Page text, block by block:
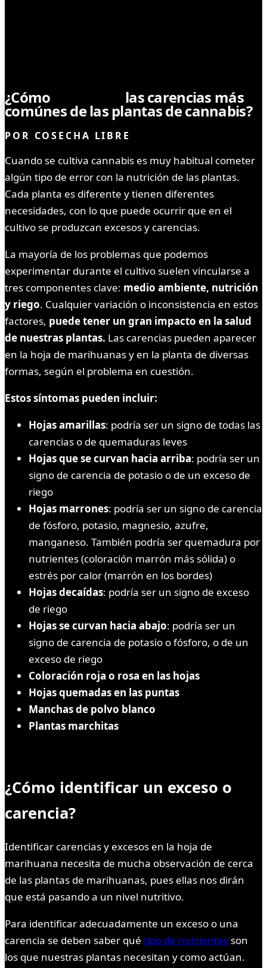
¿Cómo las carencias más
comúnes de las plantas de cannabis?
POR COSECHA LIBRE
Cuando se cultiva cannabis es muy habitual cometer
algún tipo de error con la nutrición de las plantas.
Cada planta es diferente y tienen diferentes
necesidades, con lo que puede ocurrir que en el
cultivo se produzcan excesos y carencias.
La mayoría de los problemas que podemos
experimentar durante el cultivo suelen vincularse a
tres componentes clave: medio ambiente, nutrición
y riego. Cualquier variación o inconsistencia en estos
factores, puede tener un gran impacto en la salud
de nuestras plantas. Las carencias pueden aparecer
en la hoja de marihuanas y en la planta de diversas
formas, según el problema en cuestión.
Estos síntomas pueden incluir:
Hojas amarillas: podría ser un signo de todas las
carencias o de quemaduras leves
Hojas que se curvan hacia arriba: podría ser un
signo de carencia de potasio o de un exceso de
riego
Hojas marrones: podría ser un signo de carencia
de fósforo, potasio, magnesio, azufre,
manganeso. También podría ser quemadura por
nutrientes (coloración marrón más sólida) o
estrés por calor (marrón en los bordes)
Hojas decaídas: podría ser un signo de exceso
de riego
Hojas se curvan hacia abajo: podría ser un
signo de carencia de potasio o fósforo, o de un
exceso de riego
Coloración roja o rosa en las hojas
Hojas quemadas en las puntas
Manchas de polvo blanco
Plantas marchitas
¿Cómo identificar un exceso o
carencia?
Identificar carencias y excesos en la hoja de
marihuana necesita de mucha observación de cerca
de las plantas de marihuanas, pues ellas nos dirán
que está pasando a un nivel nutritivo.
Para identificar adecuadamente un exceso o una
carencia se deben saber qué tipo de nutrientesson
los que nuestras plantas necesitan y como actúan.